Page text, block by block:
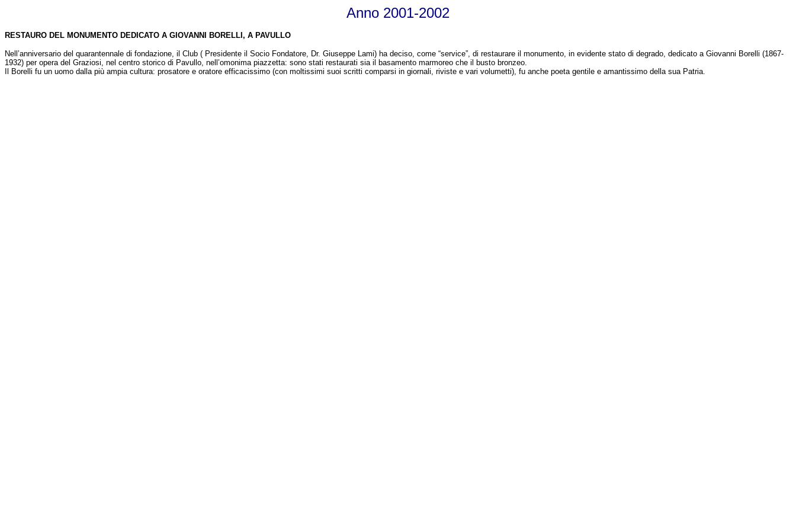
Anno 2001-2002
RESTAURO DEL MONUMENTO DEDICATO A GIOVANNI BORELLI, A PAVULLO
Nell’anniversario del quarantennale di fondazione, il Club ( Presidente il Socio Fondatore, Dr. Giuseppe Lami) ha deciso, come “service”, di restaurare il monumento, in evidente stato di degrado, dedicato a Giovanni Borelli (1867-
1932) per opera del Graziosi, nel centro storico di Pavullo, nell’omonima piazzetta: sono stati restaurati sia il basamento marmoreo che il busto bronzeo.
Il Borelli fu un uomo dalla più ampia cultura: prosatore e oratore efficacissimo (con moltissimi suoi scritti comparsi in giornali, riviste e vari volumetti), fu anche poeta gentile e amantissimo della sua Patria.